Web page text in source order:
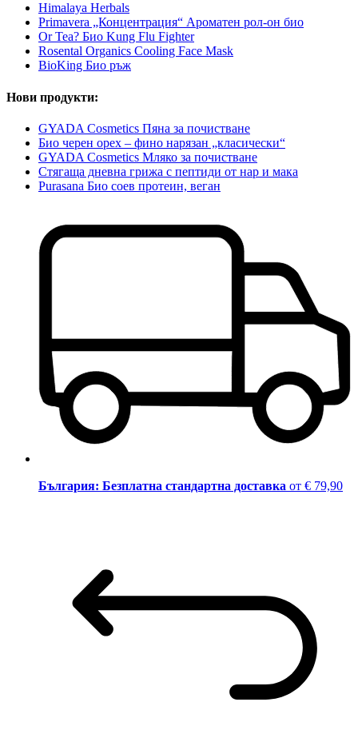
Himalaya Herbals
Primavera „Концентрация“ Ароматен рол-он био
Or Tea? Био Kung Flu Fighter
Rosental Organics Cooling Face Mask
BioKing Био ръж
Нови продукти:
GYADA Cosmetics Пяна за почистване
Био черен орех – фино нарязан „класически“
GYADA Cosmetics Мляко за почистване
Стягаща дневна грижа с пептиди от нар и мака
Purasana Био соев протеин, веган
България: Безплатна стандартна доставка от € 79,90